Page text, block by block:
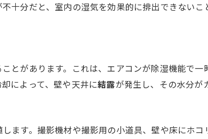
十分だと、室内の湿気を効果的に排出できない
とがあります。これは、エアコンが除湿機能で一
によって、壁や天井に結露が発生し、その水分が
ます。撮影機材や撮影用の小道具、壁や床にホ